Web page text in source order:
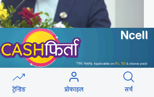
खोल्नू, बैठक चल्दा सेयर कारोबार
ट्रेन्डिङ प्रोफाइल सर्च